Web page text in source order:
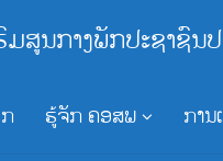
ມສູນກາງພັກປະຊາຊົນ
ຮູ້ຈັກ ຄອສພ ການ